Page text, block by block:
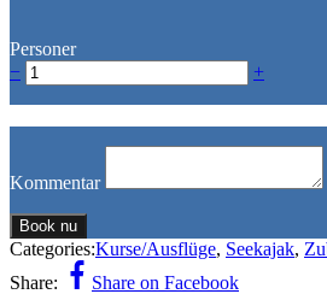
Personer
−
+
Kommentar
Book nu
Categories:Kurse/Ausflüge, Seekajak,
Share:
Share on Facebook